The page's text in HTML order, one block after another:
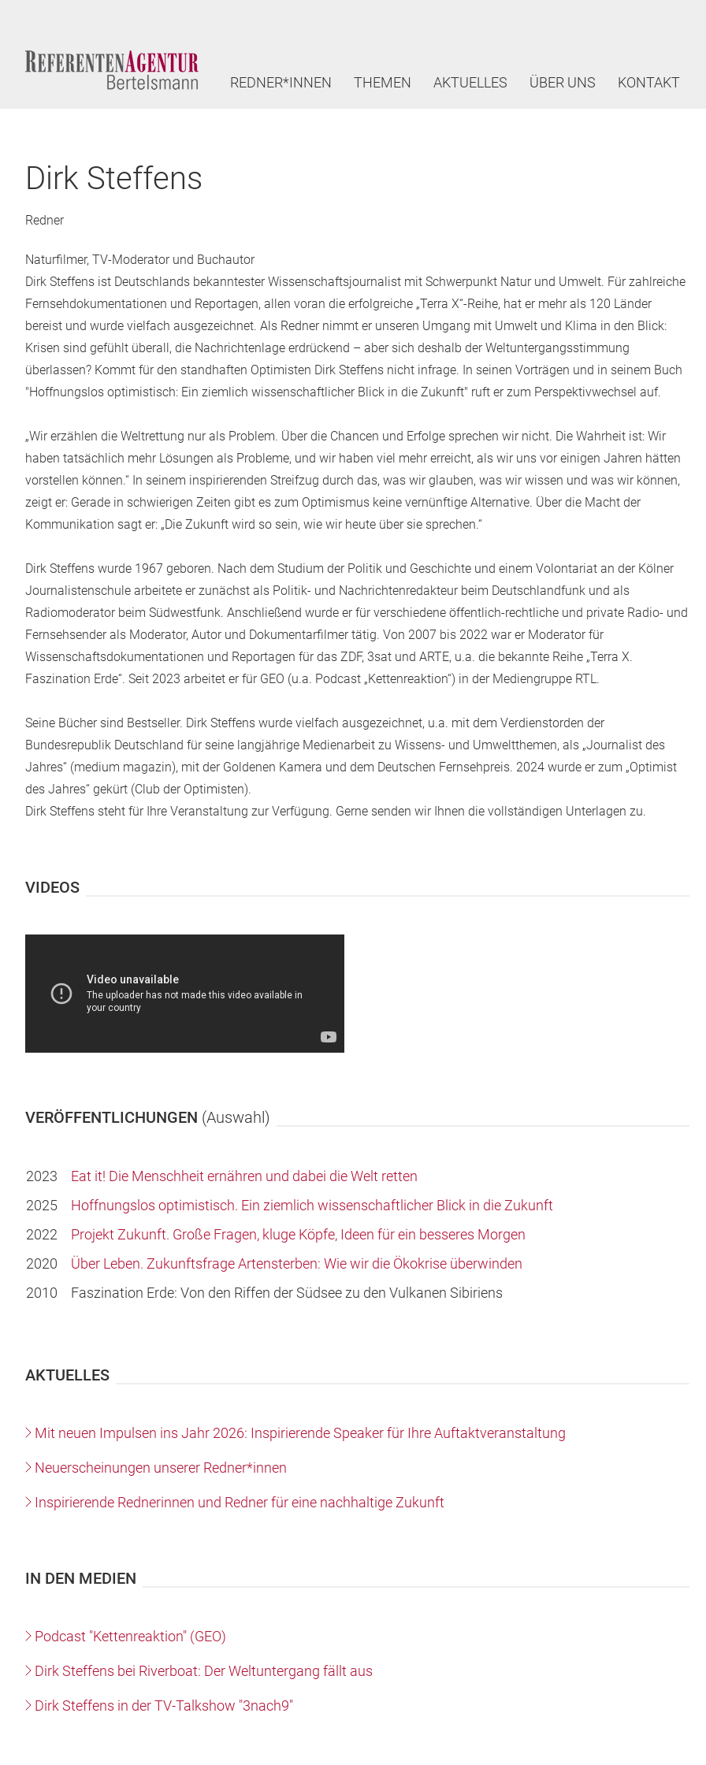
REDNER*INNEN THEMEN AKTUELLES ÜBER UNS KONTAKT
Dirk Steffens
Redner
Naturfilmer, TV-Moderator und Buchautor
Dirk Steffens ist Deutschlands bekanntester Wissenschaftsjournalist mit Schwerpunkt Natur und Umwelt. Für zahlreiche
Fernsehdokumentationen und Reportagen, allen voran die erfolgreiche „Terra X“-Reihe, hat er mehr als 120 Länder
bereist und wurde vielfach ausgezeichnet. Als Redner nimmt er unseren Umgang mit Umwelt und Klima in den Blick:
Krisen sind gefühlt überall, die Nachrichtenlage erdrückend – aber sich deshalb der Weltuntergangsstimmung
überlassen? Kommt für den standhaften Optimisten Dirk Steffens nicht infrage. In seinen Vorträgen und in seinem Buch
"Hoffnungslos optimistisch: Ein ziemlich wissenschaftlicher Blick in die Zukunft" ruft er zum Perspektivwechsel auf.
„Wir erzählen die Weltrettung nur als Problem. Über die Chancen und Erfolge sprechen wir nicht. Die Wahrheit ist: Wir
haben tatsächlich mehr Lösungen als Probleme, und wir haben viel mehr erreicht, als wir uns vor einigen Jahren hätten
vorstellen können.“ In seinem inspirierenden Streifzug durch das, was wir glauben, was wir wissen und was wir können,
zeigt er: Gerade in schwierigen Zeiten gibt es zum Optimismus keine vernünftige Alternative. Über die Macht der
Kommunikation sagt er: „Die Zukunft wird so sein, wie wir heute über sie sprechen.“
Dirk Steffens wurde 1967 geboren. Nach dem Studium der Politik und Geschichte und einem Volontariat an der Kölner
Journalistenschule arbeitete er zunächst als Politik- und Nachrichtenredakteur beim Deutschlandfunk und als
Radiomoderator beim Südwestfunk. Anschließend wurde er für verschiedene öffentlich-rechtliche und private Radio- und
Fernsehsender als Moderator, Autor und Dokumentarfilmer tätig. Von 2007 bis 2022 war er Moderator für
Wissenschaftsdokumentationen und Reportagen für das ZDF, 3sat und ARTE, u.a. die bekannte Reihe „Terra X.
Faszination Erde“. Seit 2023 arbeitet er für GEO (u.a. Podcast „Kettenreaktion“) in der Mediengruppe RTL.
Seine Bücher sind Bestseller. Dirk Steffens wurde vielfach ausgezeichnet, u.a. mit dem Verdienstorden der
Bundesrepublik Deutschland für seine langjährige Medienarbeit zu Wissens- und Umweltthemen, als „Journalist des
Jahres“ (medium magazin), mit der Goldenen Kamera und dem Deutschen Fernsehpreis. 2024 wurde er zum „Optimist
des Jahres“ gekürt (Club der Optimisten).
Dirk Steffens steht für Ihre Veranstaltung zur Verfügung. Gerne senden wir Ihnen die vollständigen Unterlagen zu.
VIDEOS
VERÖFFENTLICHUNGEN (Auswahl)
2023
Eat it! Die Menschheit ernähren und dabei die Welt retten
2025
Hoffnungslos optimistisch. Ein ziemlich wissenschaftlicher Blick in die Zukunft
2022
Projekt Zukunft. Große Fragen, kluge Köpfe, Ideen für ein besseres Morgen
2020
Über Leben. Zukunftsfrage Artensterben: Wie wir die Ökokrise überwinden
2010
Faszination Erde: Von den Riffen der Südsee zu den Vulkanen Sibiriens
AKTUELLES
Mit neuen Impulsen ins Jahr 2026: Inspirierende Speaker für Ihre Auftaktveranstaltung
Neuerscheinungen unserer Redner*innen
Inspirierende Rednerinnen und Redner für eine nachhaltige Zukunft
IN DEN MEDIEN
Podcast "Kettenreaktion" (GEO)
Dirk Steffens bei Riverboat: Der Weltuntergang fällt aus
Dirk Steffens in der TV-Talkshow "3nach9"